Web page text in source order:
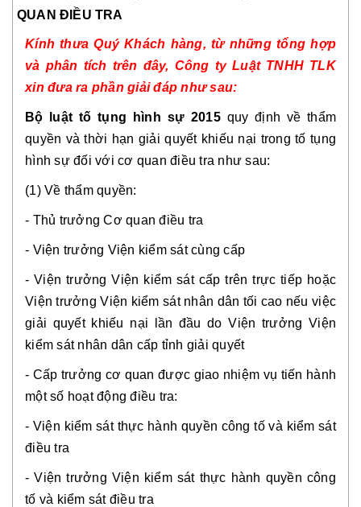
QUAN ĐIỀU TRA
Kính thưa Quý Khách hàng, từ những tổng hợp
và phân tích trên đây, Công ty Luật TNHH TLK
xin đưa ra phần giải đáp như sau:
Bộ luật tố tụng hình sự 2015 quy định về thẩm
quyền và thời hạn giải quyết khiếu nại trong tố tụng
hình sự đối với cơ quan điều tra như sau:
(1) Về thẩm quyền:
- Thủ trưởng Cơ quan điều tra
- Viện trưởng Viện kiểm sát cùng cấp
- Viện trưởng Viện kiểm sát cấp trên trực tiếp hoặc
Viện trưởng Viện kiểm sát nhân dân tối cao nếu việc
giải quyết khiếu nại lần đầu do Viện trưởng Viện
kiểm sát nhân dân cấp tỉnh giải quyết
- Cấp trưởng cơ quan được giao nhiệm vụ tiến hành
một số hoạt động điều tra:
- Viện kiểm sát thực hành quyền công tố và kiểm sát
điều tra
- Viện trưởng Viện kiểm sát thực hành quyền công
tố và kiểm sát điều tra